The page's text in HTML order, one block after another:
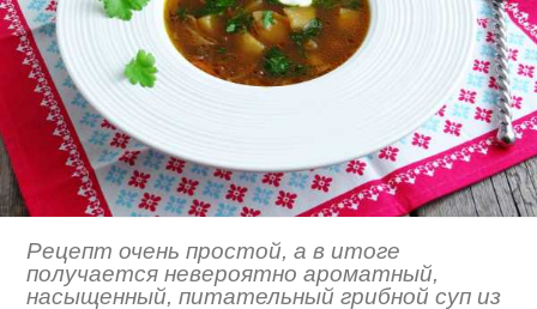
Рецепт очень простой, а в итоге
получается невероятно ароматный,
насыщенный, питательный грибной суп из